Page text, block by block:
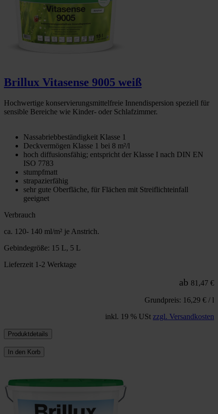
Brillux Vitasense 9005 weiß
Hochwertige konservierungsmittelfreie Innendispersion speziell für
sensible Bereiche wie Kinder- oder Schlafzimmer.
Nassabriebbeständigkeit Klasse 1
Deckvermögen Klasse 1 bei 8 m²/l
hoch diffusionsfähig; entspricht der Klasse I nach DIN EN
ISO 7783
stumpfmatt
strapazierfähig
sehr gute Oberfläche, für Flächen mit Streiflichteinfall
geeignet
Verbrauch
ca. 120- 140 ml/m² je Anstrich.
Gebindegröße: 15 L, 5 L
Lieferzeit 1-2 Werktage
ab 81,47 €
Grundpreis: 16,29 € / l
inkl. 19 % USt zzgl. Versandkosten
Produktdetails
In den Korb